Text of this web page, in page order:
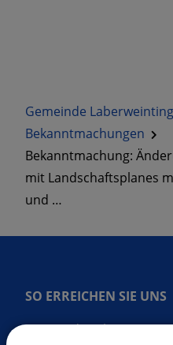
Gemeinde Laberweinting
Bekanntmachungen
Bekanntmachung:
mit Landschaftsplanes
und …
SO ERREICHEN SIE UNS
Gemeinde Laberweinting